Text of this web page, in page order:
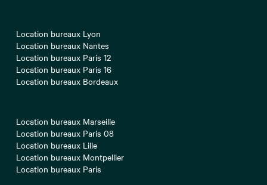
Location bureaux Lyon
Location bureaux Nantes
Location bureaux Paris 12
Location bureaux Paris 16
Location bureaux Bordeaux
Location bureaux Marseille
Location bureaux Paris 08
Location bureaux Lille
Location bureaux Montpellier
Location bureaux Paris